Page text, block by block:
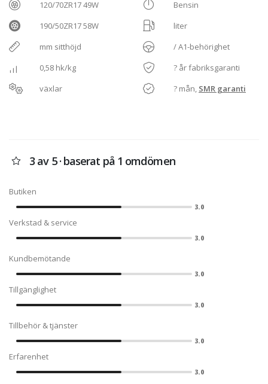
120/70ZR17 49W
190/50ZR17 58W
mm sitthöjd
0,58 hk/kg
växlar
Bensin
liter
/ A1-behörighet
? år fabriksgaranti
? mån, SMR garanti
3 av 5 · baserat på 1 omdömen
Butiken
3.0
Verkstad & service
3.0
Kundbemötande
3.0
Tillgänglighet
3.0
Tillbehör & tjänster
3.0
Erfarenhet
3.0